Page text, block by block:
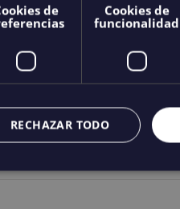
que, cerca de sus
de
Cookies de
funcionalidad
RECHAZAR TODO